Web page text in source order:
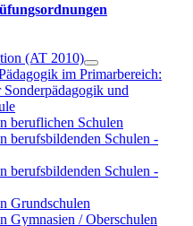
(AT 2010)
im Primarbereich:
Sonderpädagogik und
beruflichen Schulen
berufsbildenden Schulen -
berufsbildenden Schulen -
Grundschulen
Gymnasien / Oberschulen